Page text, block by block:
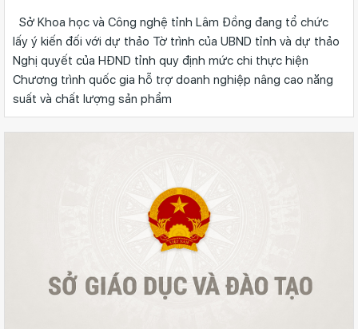
Sở Khoa học và Công nghệ tỉnh Lâm Đồng đang tổ chức
lấy ý kiến đối với dự thảo Tờ trình của UBND tỉnh và dự thảo
Nghị quyết của HĐND tỉnh quy định mức chi thực hiện
Chương trình quốc gia hỗ trợ doanh nghiệp nâng cao năng
suất và chất lượng sản phẩm